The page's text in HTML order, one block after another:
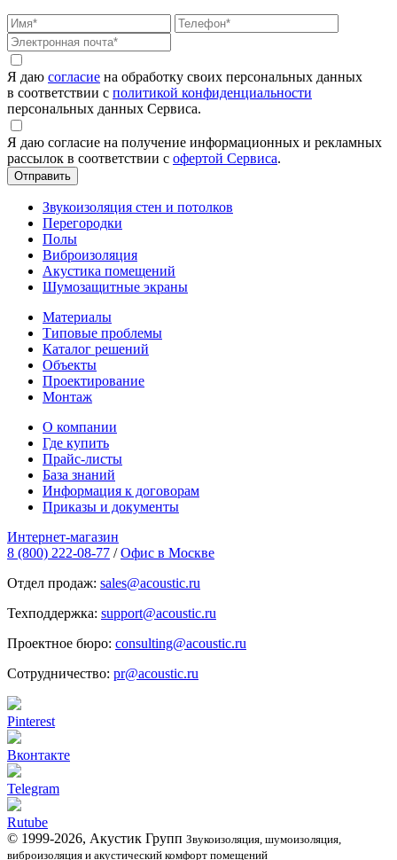
Я даю согласие на обработку своих персональных данных
в соответствии с политикой конфиденциальности
персональных данных Сервиса.
Я даю согласие на получение информационных и рекламных
рассылок в соответствии с офертой Сервиса.
Звукоизоляция стен и потолков
Перегородки
Полы
Виброизоляция
Акустика помещений
Шумозащитные экраны
Материалы
Типовые проблемы
Каталог решений
Объекты
Проектирование
Монтаж
О компании
Где купить
Прайс-листы
База знаний
Информация к договорам
Приказы и документы
Интернет-магазин
8 (800) 222-08-77 / Офис в Москве
Отдел продаж: sales@acoustic.ru
Техподдержка: support@acoustic.ru
Проектное бюро: consulting@acoustic.ru
Сотрудничество: pr@acoustic.ru
Pinterest
Вконтакте
Telegram
Rutube
© 1999-2026, Акустик Групп Звукоизоляция, шумоизоляция,
виброизоляция и акустический комфорт помещений